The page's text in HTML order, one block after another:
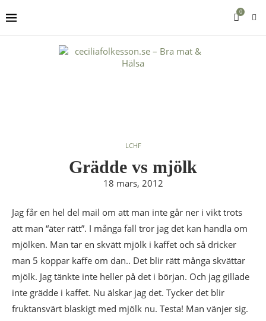
0
LCHF
Grädde vs mjölk
18 mars, 2012
Jag får en hel del mail om att man inte går ner i vikt trots
att man “äter rätt”. I många fall tror jag det kan handla om
mjölken. Man tar en skvätt mjölk i kaffet och så dricker
man 5 koppar kaffe om dan.. Det blir rätt många skvättar
mjölk. Jag tänkte inte heller på det i början. Och jag gillade
inte grädde i kaffet. Nu älskar jag det. Tycker det blir
fruktansvärt blaskigt med mjölk nu. Testa! Man vänjer sig.